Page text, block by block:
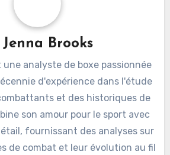
Jenna Brooks
analyste de boxe passionnée
d'expérience dans l'étude
et des historiques de
son amour pour le sport avec
fournissant des analyses sur
de combat et leur évolution au fil